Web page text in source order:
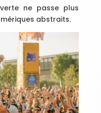
ne passe plus
abstraits.